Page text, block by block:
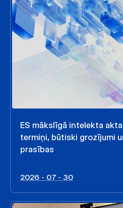
ES mākslīgā intelekta
termiņi, būtiski grozījumi
prasības
2026 - 07 - 30